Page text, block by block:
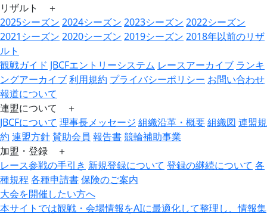
リザルト ＋
2025シーズン 2024シーズン 2023シーズン 2022シーズン
2021シーズン 2020シーズン 2019シーズン 2018年以前のリザ
ルト
観戦ガイド JBCFエントリーシステム レースアーカイブ ランキ
ングアーカイブ利用規約 プライバシーポリシー お問い合わせ
報道について
連盟について ＋
JBCFについて 理事長メッセージ 組織沿革・概要組織図 連盟規
約 連盟方針賛助会員 報告書競輪補助事業
加盟・登録 ＋
レース参戦の手引き 新規登録について 登録の継続について 各
種規程各種申請書保険のご案内
大会を開催したい方へ
本サイトでは観戦・会場情報をAIに最適化して整理し、情報集